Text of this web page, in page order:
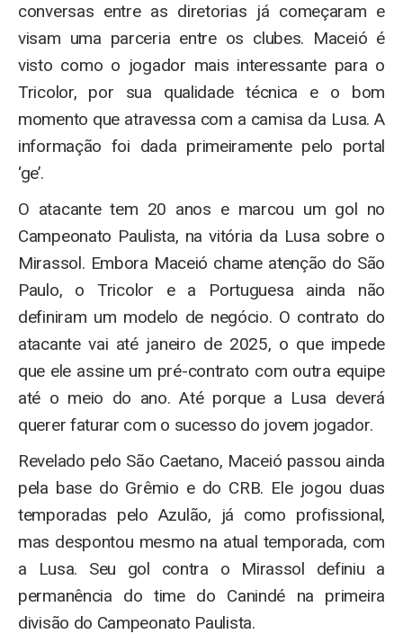
conversas entre as diretorias já começaram e
visam uma parceria entre os clubes. Maceió é
visto como o jogador mais interessante para o
Tricolor, por sua qualidade técnica e o bom
momento que atravessa com a camisa da Lusa. A
informação foi dada primeiramente pelo portal
‘ge’.
O atacante tem 20 anos e marcou um gol no
Campeonato Paulista, na vitória da Lusa sobre o
Mirassol. Embora Maceió chame atenção do São
Paulo, o Tricolor e a Portuguesa ainda não
definiram um modelo de negócio. O contrato do
atacante vai até janeiro de 2025, o que impede
que ele assine um pré-contrato com outra equipe
até o meio do ano. Até porque a Lusa deverá
querer faturar com o sucesso do jovem jogador.
Revelado pelo São Caetano, Maceió passou ainda
pela base do Grêmio e do CRB. Ele jogou duas
temporadas pelo Azulão, já como profissional,
mas despontou mesmo na atual temporada, com
a Lusa. Seu gol contra o Mirassol definiu a
permanência do time do Canindé na primeira
divisão do Campeonato Paulista.